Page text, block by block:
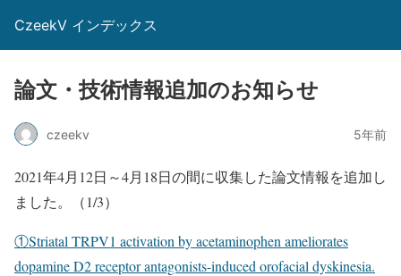
CzeekV インデックス
論文・技術情報追加のお知らせ
czeekv 5年前
2021年4月12日～4月18日の間に収集した論文情報を追加し
ました。（1/3）
①Striatal TRPV1 activation by acetaminophen ameliorates
dopamine D2 receptor antagonists-induced orofacial dyskinesia.